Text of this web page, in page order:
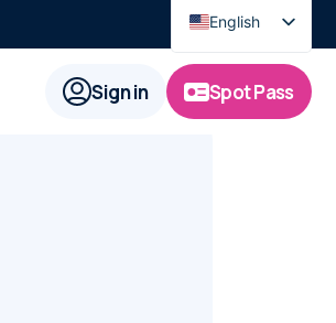
English
Nederlands
Sign in Spot Pass